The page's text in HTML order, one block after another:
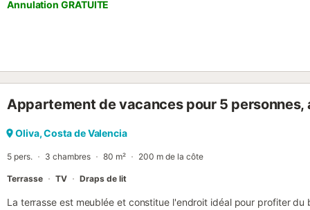
de bain rénovée avec une douche pratique, une cuisine spacieuse
le club nautique. Grand salon-salle à manger avec accès à la
fabuleuses et panoramiques vues sur la promenade maritime et la
L'immeuble dispose d'une piscine avec une zone pour enfants
balançoires et un court de tennis. Capacité pour 4 personnes.
bimensuel) et des serviettes (1 salle de bain-douche/personne, 2
sèche-cheveux ne sont pas standard. Si l'un de ces éléments vous
Annulation GRATUITE
Appartement de vacances pour 5 personnes,
Oliva, Costa de Valencia
5 pers. 3 chambres 80 m² 200 m de la côte
Terrasse TV Draps de lit
La terrasse est meublée et constitue l'endroit idéal pour profiter